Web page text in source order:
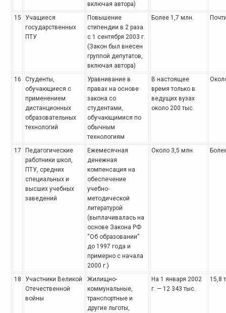
включая автора)
15
Учащиеся
государственных
ПТУ
Повышение
стипендии в 2 раза
с 1 сентября 2003 г.
(Закон был внесен
группой депутатов,
включая автора)
Более 1,7 млн.
16
Студенты,
обучающиеся с
применением
дистанционных
образовательных
технологий
Уравнивание в
правахна основе
закона со
студентами,
обучающимися по
обычным
технологиям
В настоящее
время только в
ведущих вузах
около 200 тыс.
17
Педагогические
работники школ,
ПТУ, средних
специальных и
высших учебных
заведений
Ежемесячная
денежная
компенсация на
обеспечение
учебно-
методической
литературой
(выплачиваласьна
основе Закона РФ
“Об образовании”
до 1997 года и
примерно с начала
2000 г.)
Около 3,5 млн.
18
Участники Великой
Отечественной
войны
Жилищно-
коммунальные,
транспортные и
другие льготы,
На 1 января 2002
г. — 12 343 тыс.
15,8